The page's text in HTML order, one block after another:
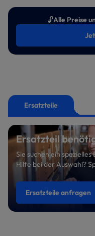
🔓Alle Preise
Ersatzteile
Ersatzteil
Sie suchen ein
Hilfe bei der Auswahl?
Ersatzteile anfragen